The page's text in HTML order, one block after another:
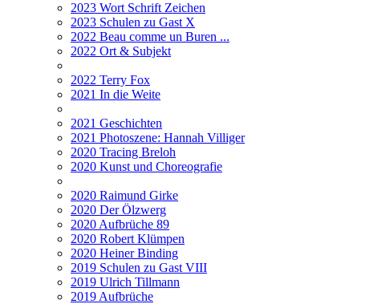
2023 Wort Schrift Zeichen
2023 Schulen zu Gast X
2022 Beau comme un Buren ...
2022 Ort & Subjekt
2022 Terry Fox
2021 In die Weite
2021 Geschichten
2021 Photoszene: Hannah Villiger
2020 Tracing Breloh
2020 Kunst und Choreografie
2020 Raimund Girke
2020 Der Ölzwerg
2020 Aufbrüche 89
2020 Robert Klümpen
2020 Heiner Binding
2019 Schulen zu Gast VIII
2019 Ulrich Tillmann
2019 Aufbrüche